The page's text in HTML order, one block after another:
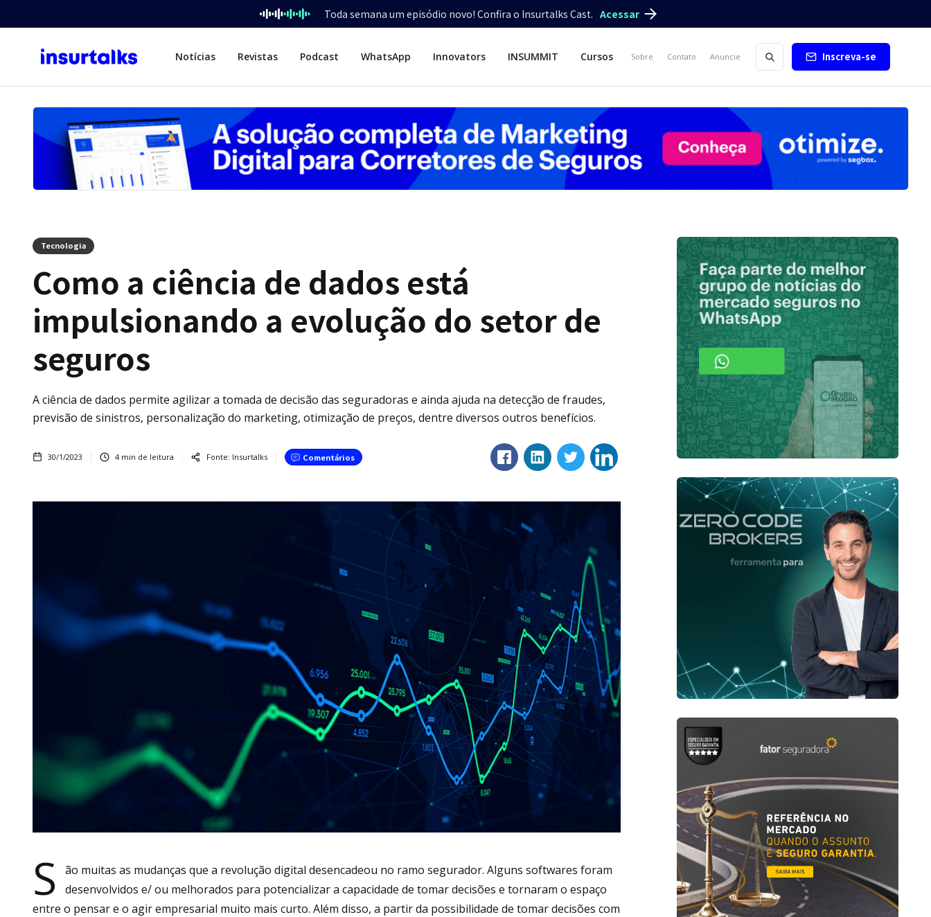
Toda semana um episódio novo! Confira o Insurtalks Cast. Acessar
Notícias Revistas Podcast WhatsApp Innovators INSUMMIT Cursos Sobre Contato Anuncie Inscreva-se
Tecnologia
Como a ciência de dados está
impulsionando a evolução do setor de
seguros
A ciência de dados permite agilizar a tomada de decisão das seguradoras e ainda ajuda na detecção de fraudes,
previsão de sinistros, personalização do marketing, otimização de preços, dentre diversos outros benefícios.
30/1/2023 4min de leitura Fonte: Insurtalks Comentários
S
ão muitas as mudanças que a revolução digital desencadeou no ramo segurador. Alguns softwares foram
desenvolvidos e/ ou melhorados para potencializar a capacidade de tomar decisões e tornaram o espaço
entre o pensar e o agir empresarial muito mais curto. Além disso, a partir da possibilidade de tomar decisões com